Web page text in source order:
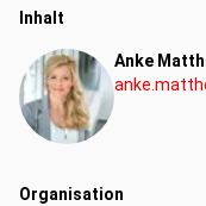
Inhalt
Anke
Organisation